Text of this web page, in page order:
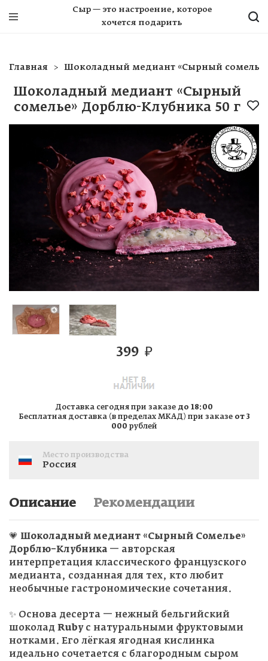
Сыр — это настроение, которое
хочется подарить
Главная Шоколадный медиант «Сырный
Шоколадный медиант «Сырный
сомелье» Дорблю-Клубника 50 г
399 ₽
Доставка сегодня при заказе до 18:00
Бесплатная доставка (в пределах МКАД) при заказе от 3
000 рублей
Место производства
Россия
Описание Рекомендации
💗 Шоколадный медиант «Сырный Сомелье»
Дорблю–Клубника — авторская
интерпретация классического французского
медианта, созданная для тех, кто любит
необычные гастрономические сочетания.
✨ Основа десерта — нежный бельгийский
шоколад Rubyс натуральными фруктовыми
нотками. Его лёгкая ягодная кислинка
идеально сочетается с благородным сыром